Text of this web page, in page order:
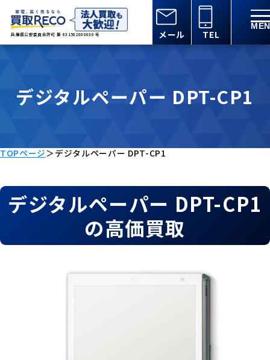
兵庫県公安委員会許可 第 631502000030 号 メール TEL
デジタルペーパー DPT-CP1
TOPページ＞ デジタルペーパー DPT-CP1
デジタルペーパー DPT-CP1
の高価買取